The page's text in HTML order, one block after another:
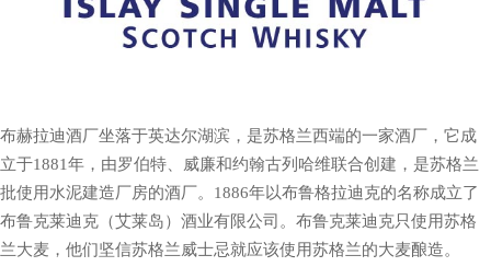
布赫拉迪酒厂坐落于英达尔湖滨，是苏格兰西端的一家酒厂，它成
立于1881年，由罗伯特、威廉和约翰古列哈维联合创建，是苏格兰
批使用水泥建造厂房的酒厂。1886年以布鲁格拉迪克的名称成立了
布鲁克莱迪克（艾莱岛）酒业有限公司。布鲁克莱迪克只使用苏格
兰大麦，他们坚信苏格兰威士忌就应该使用苏格兰的大麦酿造。